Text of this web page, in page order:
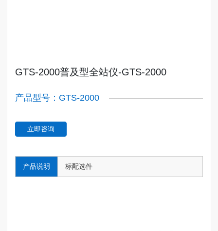
GTS-2000普及型全站仪-GTS-2000
产品型号：GTS-2000
立即咨询
产品说明 标配选件